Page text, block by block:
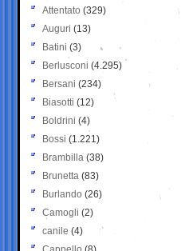
Attentato (329)
Auguri (13)
Batini (3)
Berlusconi (4.295)
Bersani (234)
Biasotti (12)
Boldrini (4)
Bossi (1.221)
Brambilla (38)
Brunetta (83)
Burlando (26)
Camogli (2)
canile (4)